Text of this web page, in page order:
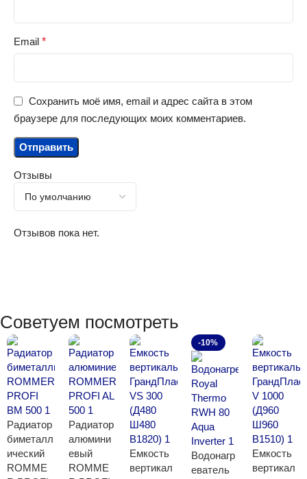
Отзывы
Отзывов пока нет.
Email *
Сохранить моё имя, email и адрес сайта в этом
браузере для последующих моих комментариев.
Советуем посмотреть
Радиатор
биметалл
ический
ROMME
Радиатор
алюмини
евый
ROMME
Емкость
вертикал
-10%
Водонагр
еватель
Емкость
вертикал